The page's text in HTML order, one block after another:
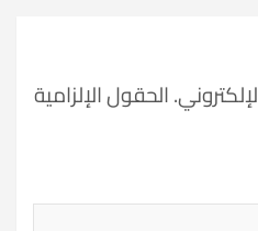
الحقول الإلزامية